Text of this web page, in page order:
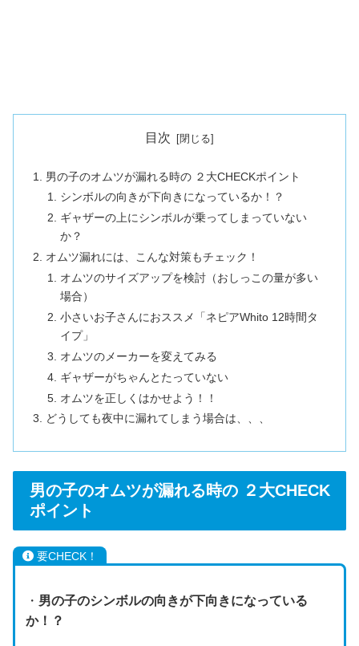
目次
男の子のオムツが漏れる時の ２大CHECKポイント
シンボルの向きが下向きになっているか！？
ギャザーの上にシンボルが乗ってしまっていない
か？
オムツ漏れには、こんな対策もチェック！
オムツのサイズアップを検討（おしっこの量が多い
場合）
小さいお子さんにおススメ「ネピアWhito 12時間タ
イプ」
オムツのメーカーを変えてみる
ギャザーがちゃんとたっていない
オムツを正しくはかせよう！！
どうしても夜中に漏れてしまう場合は、、、
男の子のオムツが漏れる時の ２大CHECK
ポイント
要CHECK！
・ 男の子のシンボルの向きが下向きになっている
か！？